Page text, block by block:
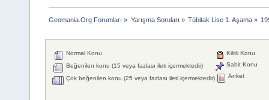
Geomania.Org Forumları » Yarışma Soruları » Tübitak Lise 1. Aşama»
Normal Konu
Beğenilen konu (15 veya fazlası ileti içermektedir)
Çok beğenilen konu (25 veya fazlası ileti içermektedir)
Kilitli Konu
Sabit Konu
Anket